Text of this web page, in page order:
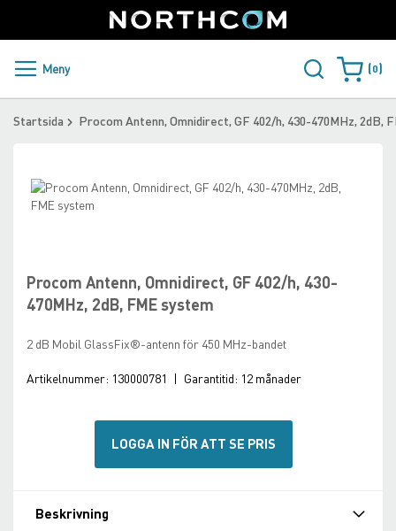
to
Content
Sweden
PRODUKTER OCH LÖSNINGAR
ÅTERFÖRSÄLJARE
LADDA NER
Meny Varukorgen
0
Startsida Procom Antenn, Omnidirect, GF 402/h, 430-470MHz, 2dB,
Procom Antenn, Omnidirect, GF 402/h, 430-
470MHz, 2dB, FME system
2 dB Mobil GlassFix®-antenn för 450 MHz-bandet
Artikelnummer: 130000781 | Garantitid: 12 månader
LOGGA IN FÖR ATT SE PRIS
Skip
to
the
images
gallery
beginning
of
the
gallery
Beskrivning